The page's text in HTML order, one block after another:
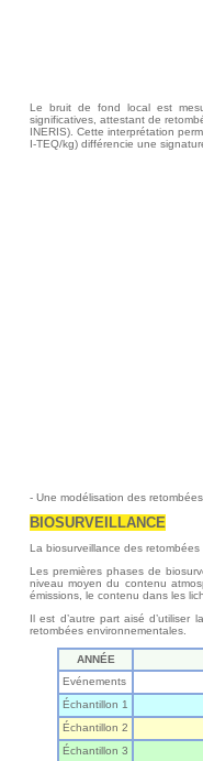
Le bruit de fond local est
significatives, attestant de
INERIS). Cette interprétation
I-TEQ/kg) différencie une
- Une modélisation des
BIOSURVEILLANCE
La biosurveillance des
Les premières phases de
niveau moyen du contenu
émissions, le contenu dans les
Il est d’autre part aisé
retombées environnementales.
ANNÉE
Evénements
Échantillon 1
Échantillon 2
Échantillon 3